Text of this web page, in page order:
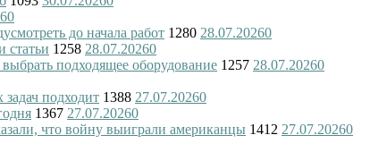
0
до начала работ 1280 28.07.20260
статьи 1258 28.07.20260
подходящее оборудование 1257 28.07.20260
задач подходит 1388 27.07.20260
1367 27.07.20260
что войну выиграли американцы 1412 27.07.20260